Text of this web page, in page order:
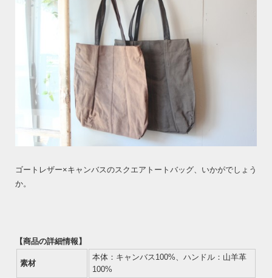
ゴートレザー×キャンバスのスクエアトートバッグ、いかがでしょう
か。
【商品の詳細情報】
素材
本体：キャンバス100%、ハンドル：山羊革
100%